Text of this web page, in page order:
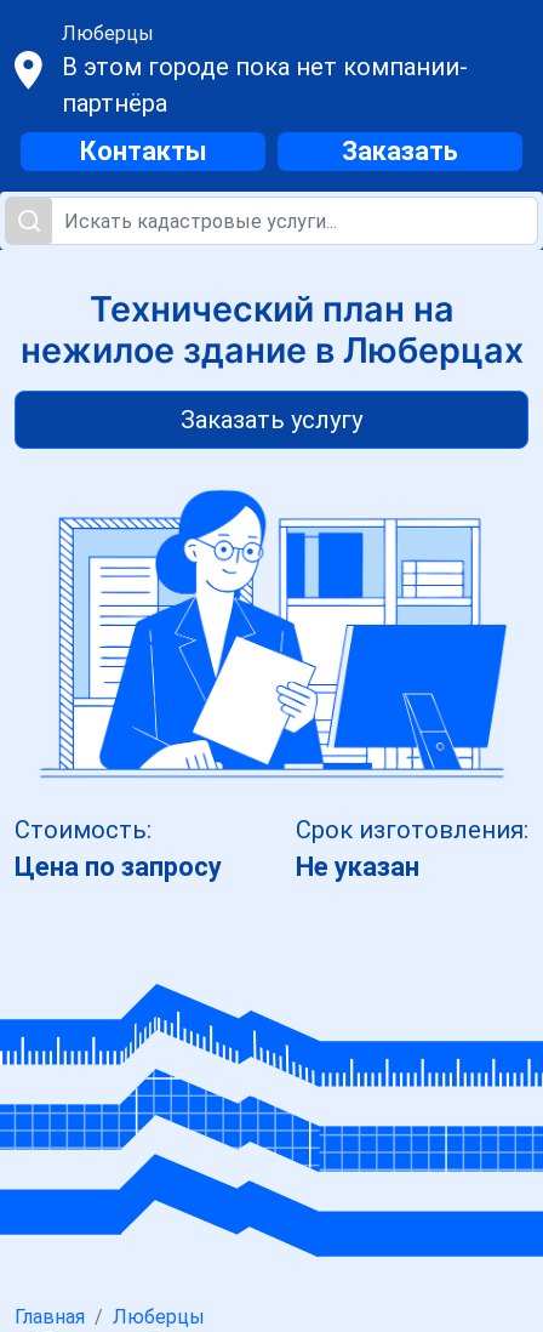
Люберцы
В этом городе пока нет компании-
партнёра
Контакты Заказать
Технический план на
нежилое здание в Люберцах
Заказать услугу
Стоимость:
Цена по запросу
Срок изготовления:
Не указан
Главная
Люберцы